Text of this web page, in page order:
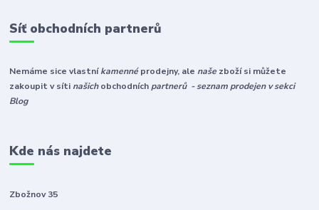
Síť obchodních partnerů
Nemáme sice vlastníkamennéprodejny, ale naše zboží si můžete
zakoupit v síti našichobchodníchpartnerů - seznam prodejen v sekci
Blog
Kde nás najdete
Zbožnov 35